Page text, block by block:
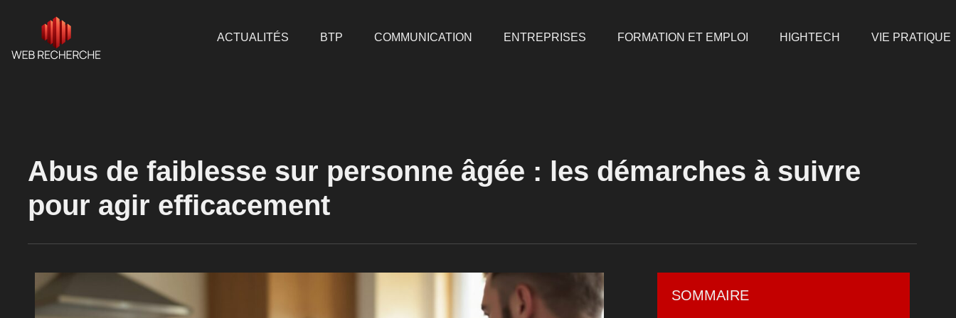
ACTUALITÉS BTP COMMUNICATION ENTREPRISES FORMATION ET EMPLOI HIGHTECH VIE PRATIQUE
Abus de faiblesse sur personne âgée : les démarches à suivre
pour agir efficacement
SOMMAIRE